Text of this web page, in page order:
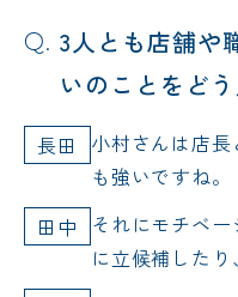
3人とも店舗や
いのことをど
長田
小村さんは店
も強いですね。
田中
それにモチベ
に立候補したり